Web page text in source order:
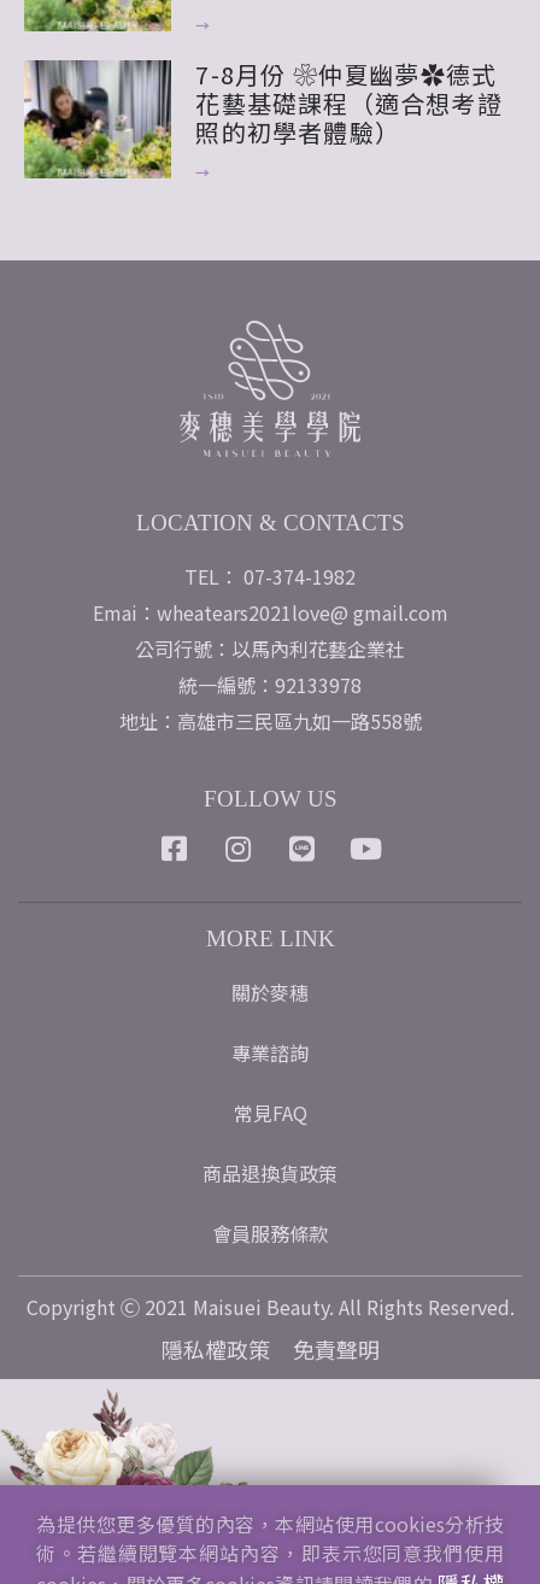
→
7-8月份 ❀仲夏幽夢✿德式
花藝基礎課程（適合想考證
照的初學者體驗）
→
LOCATION & CONTACTS
TEL： 07-374-1982
Emai：wheatears2021love@ gmail.com
公司行號：以馬內利花藝企業社
統一編號：92133978
地址：高雄市三民區九如一路558號
FOLLOW US
MORE LINK
關於麥穗
專業諮詢
常見FAQ
商品退換貨政策
會員服務條款
Copyright Ⓒ 2021 Maisuei Beauty. All Rights Reserved.
隱私權政策 免責聲明
為提供您更多優質的內容，本網站使用cookies分析技
術。若繼續閱覽本網站內容，即表示您同意我們使用